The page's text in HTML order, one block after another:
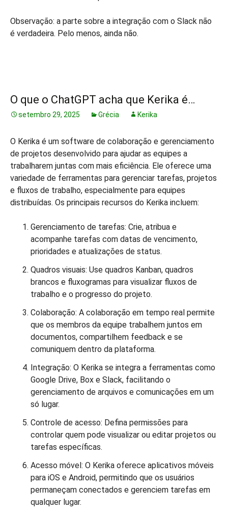
Observação: a parte sobre a integração com o Slack não
é verdadeira. Pelo menos, ainda não.
O que o ChatGPT acha que Kerika é…
setembro 29, 2025 Grécia Kerika
O Kerika é um software de colaboração e gerenciamento
de projetos desenvolvido para ajudar as equipes a
trabalharem juntas com mais eficiência. Ele oferece uma
variedade de ferramentas para gerenciar tarefas, projetos
e fluxos de trabalho, especialmente para equipes
distribuídas. Os principais recursos do Kerika incluem:
Gerenciamento de tarefas: Crie, atribua e
acompanhe tarefas com datas de vencimento,
prioridades e atualizações de status.
Quadros visuais: Use quadros Kanban, quadros
brancos e fluxogramas para visualizar fluxos de
trabalho e o progresso do projeto.
Colaboração: A colaboração em tempo real permite
que os membros da equipe trabalhem juntos em
documentos, compartilhem feedback e se
comuniquem dentro da plataforma.
Integração: O Kerika se integra a ferramentas como
Google Drive, Box e Slack, facilitando o
gerenciamento de arquivos e comunicações em um
só lugar.
Controle de acesso: Defina permissões para
controlar quem pode visualizar ou editar projetos ou
tarefas específicas.
Acesso móvel: O Kerika oferece aplicativos móveis
para iOS e Android, permitindo que os usuários
permaneçam conectados e gerenciem tarefas em
qualquer lugar.